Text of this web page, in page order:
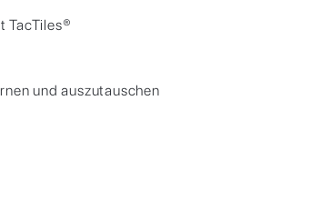
TacTiles®
und auszutauschen